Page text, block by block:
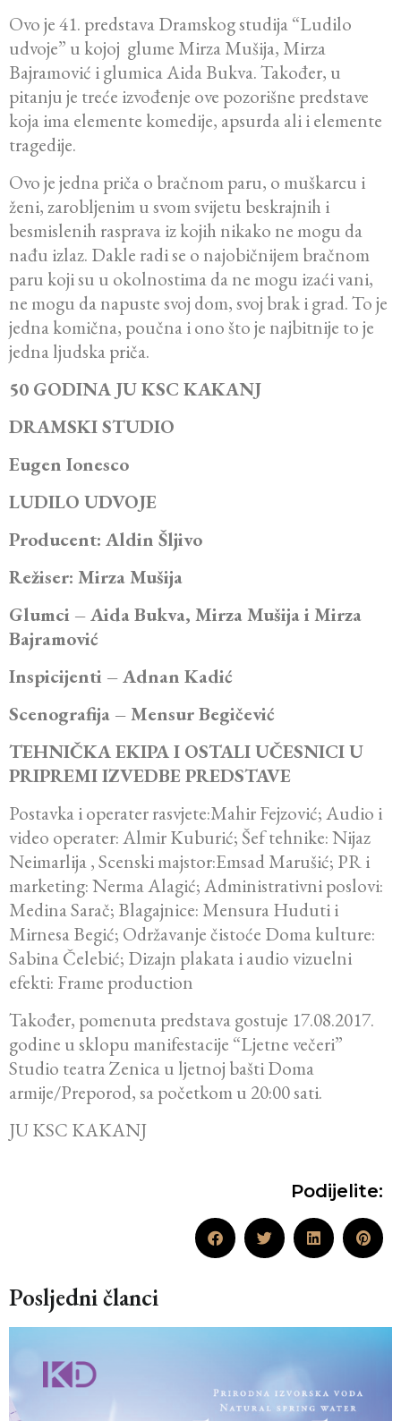
Ovo je 41. predstava Dramskog studija “Ludilo
udvoje” u kojoj glume Mirza Mušija, Mirza
Bajramović i glumica Aida Bukva. Također, u
pitanju je treće izvođenje ove pozorišne predstave
koja ima elemente komedije, apsurda ali i elemente
tragedije.
Ovo je jedna priča o bračnom paru, o muškarcu i
ženi, zarobljenim u svom svijetu beskrajnih i
besmislenih rasprava iz kojih nikako ne mogu da
nađu izlaz. Dakle radi se o najobičnijem bračnom
paru koji su u okolnostima da ne mogu izaći vani,
ne mogu da napuste svoj dom, svoj brak i grad. To je
jedna komična, poučna i ono što je najbitnije to je
jedna ljudska priča.
50 GODINA JU KSC KAKANJ
DRAMSKI STUDIO
Eugen Ionesco
LUDILO UDVOJE
Producent: Aldin Šljivo
Režiser: Mirza Mušija
Glumci – Aida Bukva, Mirza Mušija i Mirza
Bajramović
Inspicijenti – Adnan Kadić
Scenografija – Mensur Begičević
TEHNIČKA EKIPA I OSTALI UČESNICI U
PRIPREMI IZVEDBE PREDSTAVE
Postavka i operater rasvjete:Mahir Fejzović; Audio i
video operater: Almir Kuburić; Šef tehnike: Nijaz
Neimarlija , Scenski majstor:Emsad Marušić; PR i
marketing: Nerma Alagić; Administrativni poslovi:
Medina Sarač; Blagajnice: Mensura Huduti i
Mirnesa Begić; Održavanje čistoće Doma kulture:
Sabina Čelebić; Dizajn plakata i audio vizuelni
efekti: Frame production
Također, pomenuta predstava gostuje 17.08.2017.
godine u sklopu manifestacije “Ljetne večeri”
Studio teatra Zenica u ljetnoj bašti Doma
armije/Preporod, sa početkom u 20:00 sati.
JU KSC KAKANJ
Podijelite:
Posljedni članci